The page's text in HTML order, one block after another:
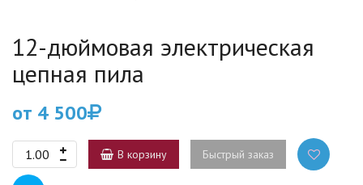
12-дюймовая электрическая
цепная пила
от 4 500
В корзину Быстрый заказ